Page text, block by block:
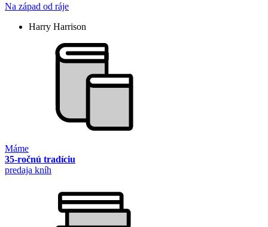
Na západ od ráje
Harry Harrison
Máme
35-ročnú tradíciu
predaja kníh